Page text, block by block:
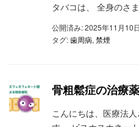
タバコは、 全身のさ
公開済み: 2025年11月10日
タグ:歯周病, 禁煙
骨粗鬆症の治療
こんにちは、医療法